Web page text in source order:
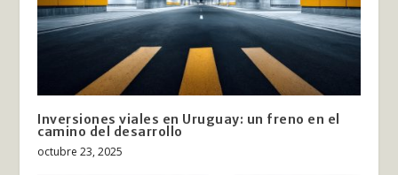
Inversiones viales en Uruguay: un freno en el
camino del desarrollo
octubre 23, 2025